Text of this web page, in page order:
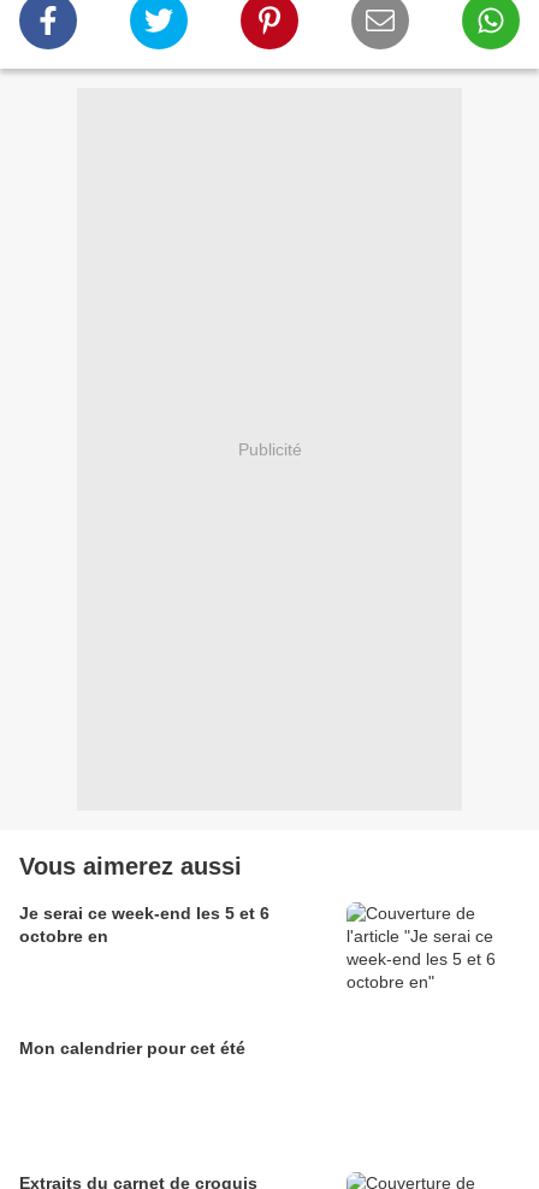
Publicité
Vous aimerez aussi
Je serai ce week-end les 5 et 6
octobre en
Mon calendrier pour cet été
Extraits du carnet de croquis